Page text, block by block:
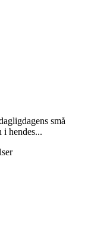
små
hendes...